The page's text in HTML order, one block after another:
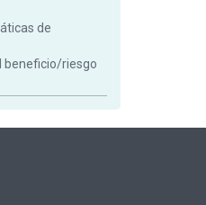
de
beneficio/riesgo